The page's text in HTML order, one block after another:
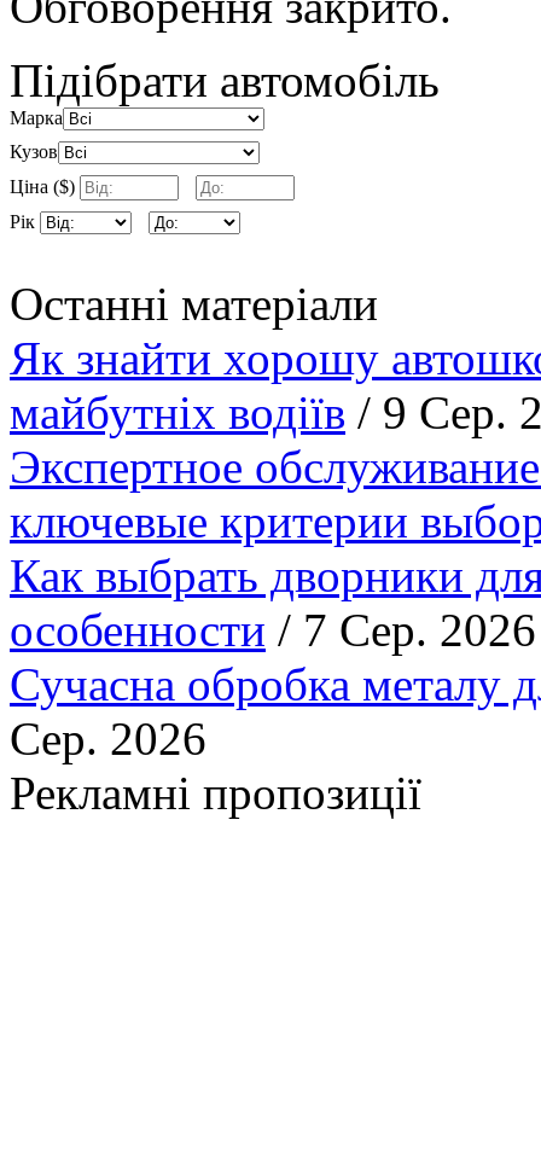
Підібрати автомобіль
Марка
Кузов
Ціна ($)
Рік
Останні матеріали
Як знайти хорошу
майбутніх водіїв / 9 Сер.
Экспертное
ключевые критерии
Как выбрать дворники
особенности / 7 Сер. 2026
Сучасна обробка металу
Сер. 2026
Рекламні пропозиції